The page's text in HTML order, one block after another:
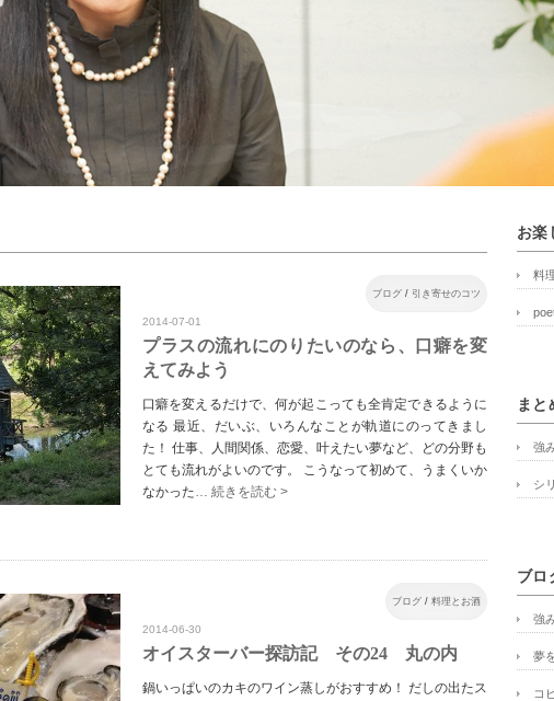
ブログ / 引き寄せのコツ
2014-07-01
プラスの流れにのりたいのなら、口癖を変
えてみよう
口癖を変えるだけで、何が起こっても全肯定できるように
なる 最近、だいぶ、いろんなことが軌道にのってきまし
た！ 仕事、人間関係、恋愛、叶えたい夢など、どの分野も
とても流れがよいのです。 こうなって初めて、うまくいか
なかった… 続きを読む >
ブログ / 料理とお酒
2014-06-30
オイスターバー探訪記 その24 丸の内
鍋いっぱいのカキのワイン蒸しがおすすめ！ だしの出たス
お楽
料
まと
強
シ
ブロ
強
夢
コ